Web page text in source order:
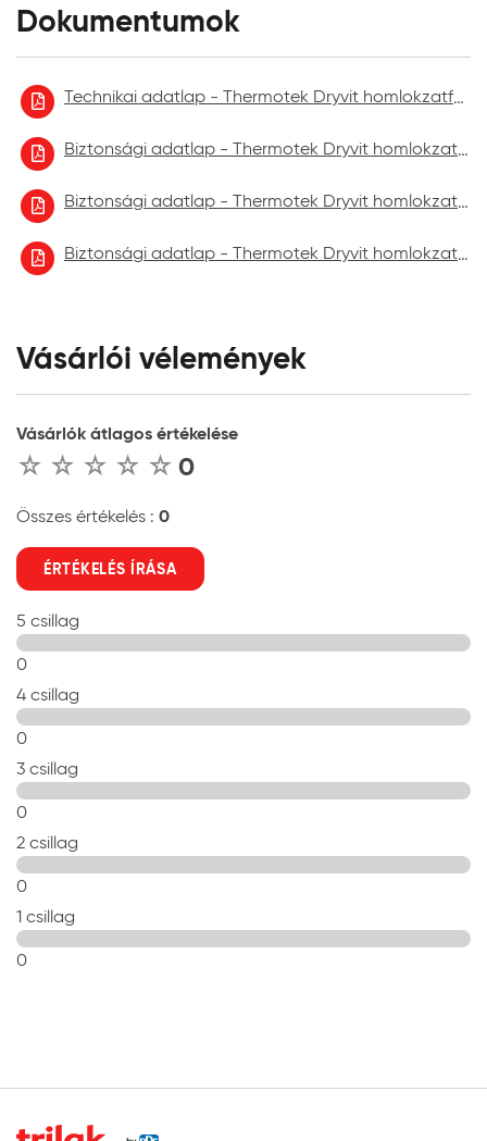
Dokumentumok
Technikai adatlap - Thermotek Dryvit homlokzatfelújító festék
Biztonsági adatlap - Thermotek Dryvit homlokzatfelújító festék 2021.09.
Biztonsági adatlap - Thermotek Dryvit homlokzatfelújító festék 2022.10
Biztonsági adatlap - Thermotek Dryvit homlokzatfelújító festék 2023.06.
Vásárlói vélemények
Vásárlók átlagos értékelése
0
Összes értékelés : 0
ÉRTÉKELÉS ÍRÁSA
5 csillag
0
4 csillag
0
3 csillag
0
2 csillag
0
1 csillag
0